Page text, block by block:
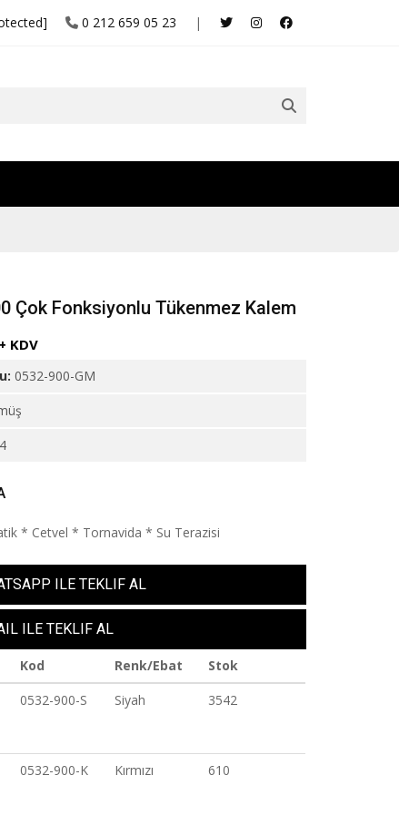
|
0 212 659 05 23
Çok Fonksiyonlu Tükenmez Kalem
KDV
0532-900-GM
* Cetvel * Tornavida * Su Terazisi
ILE TEKLIF AL
ILE TEKLIF AL
Kod Renk/Ebat
Stok
0532-900-S
Siyah 3542
0532-900-K Kırmızı 610